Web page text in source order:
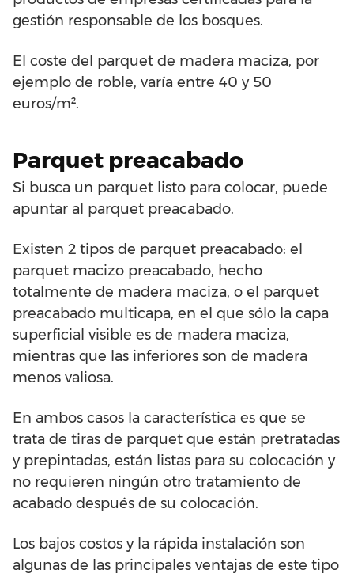
gestión responsable de los bosques.
El coste del parquet de madera maciza, por
ejemplo de roble, varía entre 40 y 50
euros/m².
Parquet preacabado
Si busca un parquet listo para colocar, puede
apuntar al parquet preacabado.
Existen 2 tipos de parquet preacabado: el
parquet macizo preacabado, hecho
totalmente de madera maciza, o el parquet
preacabado multicapa, en el que sólo la capa
superficial visible es de madera maciza,
mientras que las inferiores son de madera
menos valiosa.
En ambos casos la característica es que se
trata de tiras de parquet que están pretratadas
y prepintadas, están listas para su colocación y
no requieren ningún otro tratamiento de
acabado después de su colocación.
Los bajos costos y la rápida instalación son
algunas de las principales ventajas de este tipo